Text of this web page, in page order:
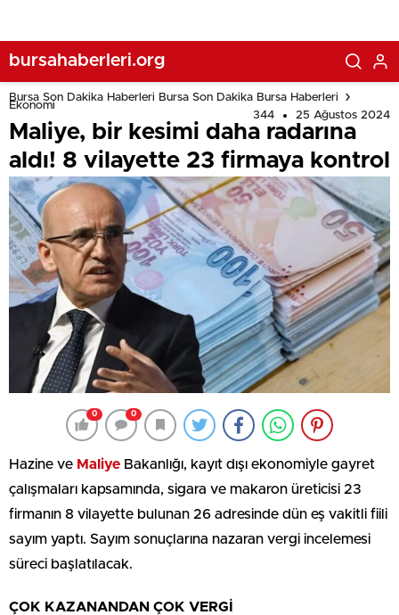
bursahaberleri.org
Bursa Son Dakika Haberleri Bursa Son Dakika Bursa Haberleri
Ekonomi
344
25 Ağustos 2024
Maliye, bir kesimi daha radarına
aldı! 8 vilayette 23 firmaya kontrol
0 0
Hazine ve Maliye Bakanlığı, kayıt dışı ekonomiyle gayret
çalışmaları kapsamında, sigara ve makaron üreticisi 23
firmanın 8 vilayette bulunan 26 adresinde dün eş vakitli fiili
sayım yaptı. Sayım sonuçlarına nazaran vergi incelemesi
süreci başlatılacak.
ÇOK KAZANANDAN ÇOK VERGİ